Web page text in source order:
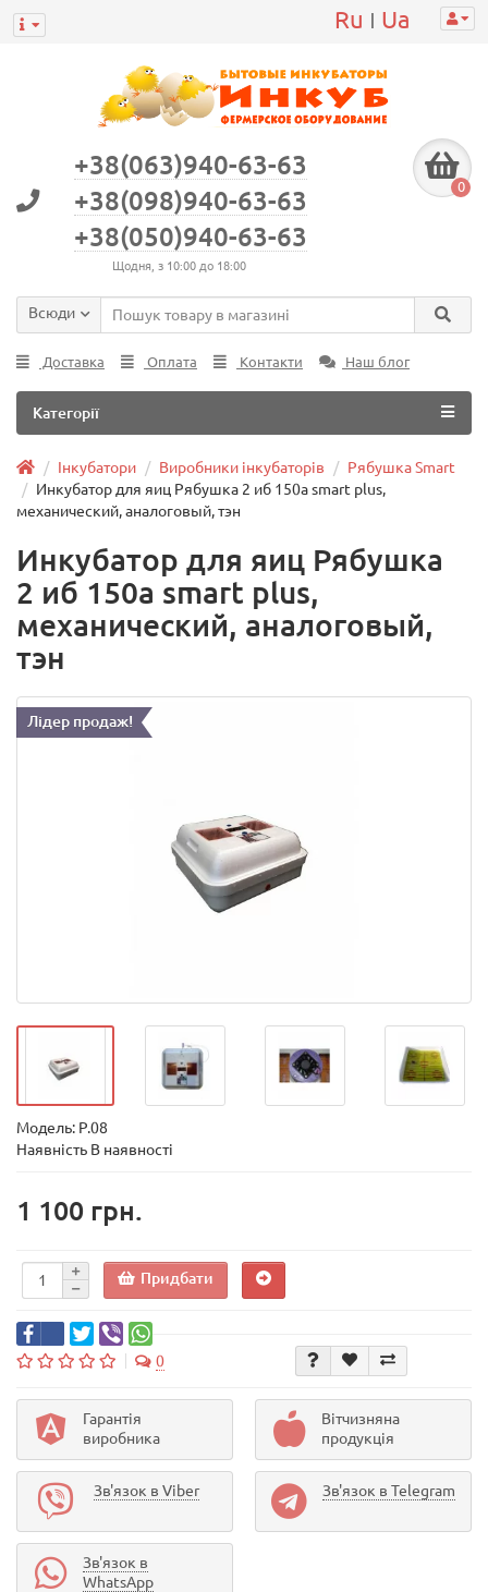
Ru | Ua
+38(063)940-63-63
+38(098)940-63-63
+38(050)940-63-63
Щодня, з 10:00 до 18:00
0
Всюди
Доставка Оплата Контакти Наш блог
Категорії
Інкубатори Виробники інкубаторів
Рябушка Smart
Инкубатор для яиц Рябушка 2 иб 150а smart plus,
механический, аналоговый, тэн
Инкубатор для яиц Рябушка
2 иб 150а smart plus,
механический, аналоговый,
тэн
Лідер продаж!
Модель: Р.08
Наявність В наявності
1 100 грн.
Придбати
0
Гарантія
виробника
Вітчизняна
продукція
Зв'язок в Viber Зв'язок в Telegram
Зв'язок в
WhatsApp